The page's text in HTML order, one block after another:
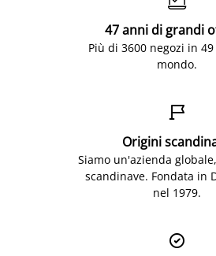
47 anni di grandi
Più di 3600 negozi in
mondo.

Origini
Siamo un'azienda
scandinave. Fondata in
nel 1979.
